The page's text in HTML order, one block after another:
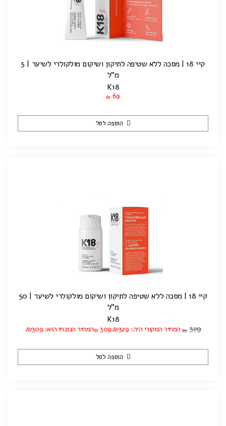
קיי 18 | מסכה ללא שטיפה לתיקון ושיקום מולקולרי לשיער | 5
מ"ל
K18
₪ 69
הוספה לסל
קיי 18 | מסכה ללא שטיפה לתיקון ושיקום מולקולרי לשיער | 50
מ"ל
K18
₪ 329 המחיר המקורי היה: ₪329. ₪ 309 המחיר הנוכחי הוא: ₪309.
הוספה לסל